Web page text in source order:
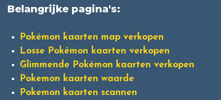
Belangrijke pagina's:
Pokémon kaarten map verkopen
Losse Pokémon kaarten verkopen
Glimmende Pokémon kaarten verkopen
Pokemon kaarten waarde
Pokemon kaarten scannen